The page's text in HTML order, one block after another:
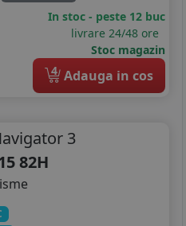
In stoc - peste 12 buc
livrare 24/48 ore
Stoc magazin
4 Adauga in cos
3
82H